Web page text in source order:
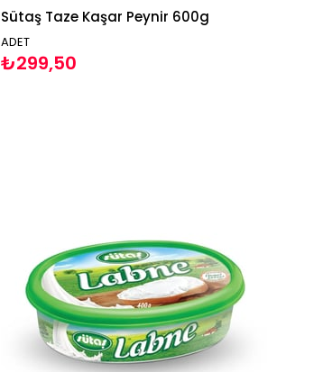
Sütaş Taze Kaşar Peynir 600g
ADET
₺299,50